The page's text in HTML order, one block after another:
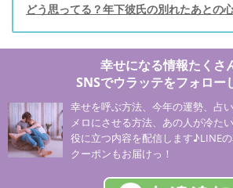
どう思ってる？年下彼氏の別れたあとの
幸せになる情報たくさ
SNSでウラッテをフォロー
幸せを呼ぶ方法、今年の運勢、占
メロにさせる方法、あの人が冷た
役に立つ内容を配信します♪LINE
クーポンもお届けっ！